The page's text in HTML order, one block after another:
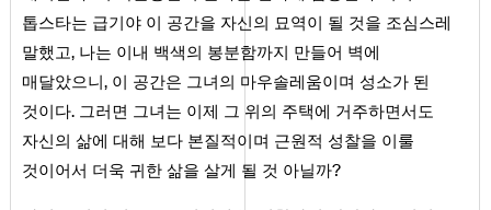
톱스타는 급기야 이 공간을 자신의 묘역이 될 것을 조심스레
말했고, 나는 이내 백색의 봉분함까지 만들어 벽에
매달았으니, 이 공간은 그녀의 마우솔레움이며 성소가 된
것이다. 그러면 그녀는 이제 그 위의 주택에 거주하면서도
자신의 삶에 대해 보다 본질적이며 근원적 성찰을 이룰
것이어서 더욱 귀한 삶을 살게 될 것 아닐까?